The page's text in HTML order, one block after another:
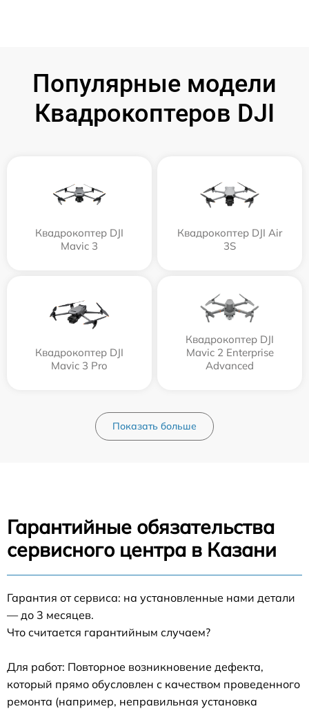
Популярные модели
Квадрокоптеров DJI
Квадрокоптер DJI
Mavic 3
Квадрокоптер DJI Air
3S
Квадрокоптер DJI
Mavic 3 Pro
Квадрокоптер DJI
Mavic 2 Enterprise
Advanced
Показать больше
Гарантийные обязательства
сервисного центра в Казани
Гарантия от сервиса: на установленные нами детали
— до 3 месяцев.
Что считается гарантийным случаем?
Для работ: Повторное возникновение дефекта,
который прямо обусловлен с качеством проведенного
ремонта (например, неправильная установка